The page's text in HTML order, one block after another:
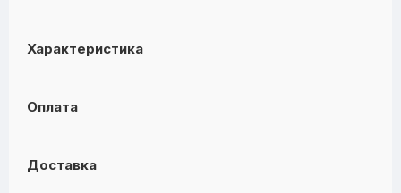
Характеристика
Оплата
Доставка